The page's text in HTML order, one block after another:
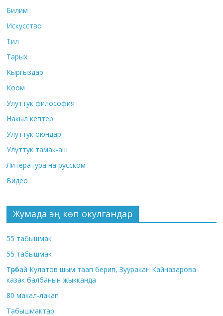
Билим
Искусство
Тил
Тарых
Кыргыздар
Коом
Улуттук философия
Накыл кептер
Улуттук оюндар
Улуттук тамак-аш
Литература на русском
Видео
Жумада эң көп окулгандар
55 табышмак
55 табышмак
Төрөбай Кулатов шым таап берип, Зууракан Кайназарова
казак балбанын жыкканда
80 макал-лакап
Табышмактар